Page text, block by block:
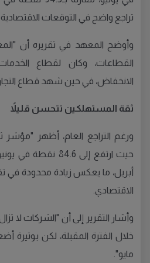
تراجع واضح في التوقعات الاقتصادية
وأوضح المعهد في تقريره أن
القطاعات، وكان لقطاع
الانخفاض، في حين شهد قطاع التجارة
ثقة المستهلكين تتحسن قليلاً
ورغم التراجع العام، أظهر "مؤشر
أبريل، ما يعكس زيادة محدودة
الاقتصادي.
وأشار التقرير إلى أن "الشركات لا
خلال الفترة المقبلة، لكن
مايو".